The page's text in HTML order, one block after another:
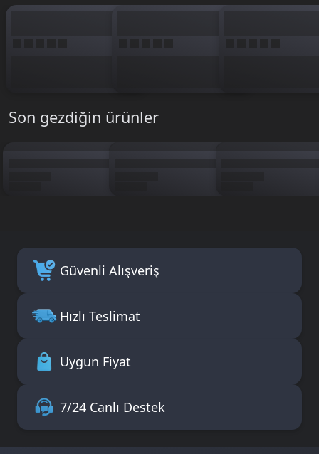
Son gezdiğin ürünler
Güvenli Alışveriş
Hızlı Teslimat
Uygun Fiyat
7/24 Canlı Destek